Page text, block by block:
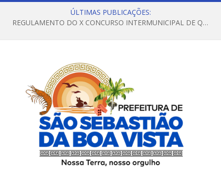
ÚLTIMAS PUBLICAÇÕES:
REGULAMENTO DO X CONCURSO INTERMUNICIPAL DE QUADRILHAS JUNINAS – 2026 – ARRAIÁ DA VENEZA